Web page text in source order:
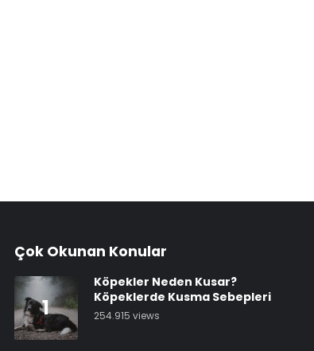
Çok Okunan Konular
1
Köpekler Neden Kusar?
Köpeklerde Kusma Sebepleri
254.915 views